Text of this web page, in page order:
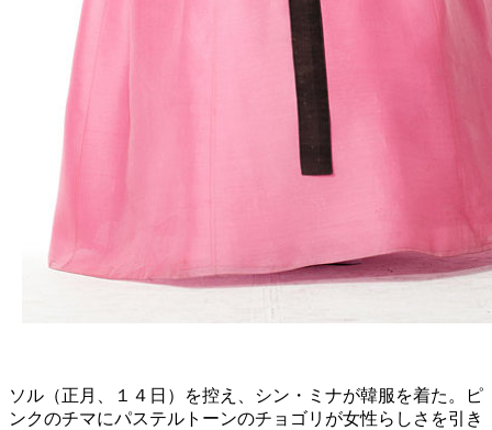
ソル（正月、１４日）を控え、シン・ミナが韓服を着た。ピ
ンクのチマにパステルトーンのチョゴリが女性らしさを引き